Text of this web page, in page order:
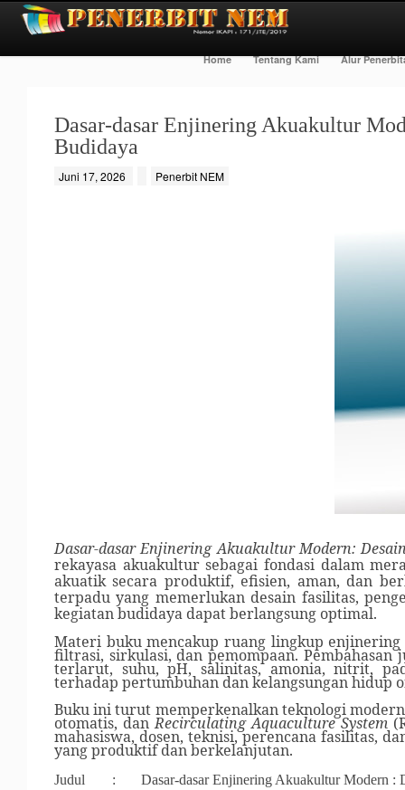
Home Tentang Kami Alur
Dasar-dasar Enjinering Akuakultur
Budidaya
Juni 17, 2026 Penerbit NEM
Dasar-dasar Enjinering Akuakultur Modern:
rekayasa akuakultur sebagai fondasi dalam
akuatik secara produktif, efisien, aman, dan
terpadu yang memerlukan desain fasilitas,
kegiatan budidaya dapat berlangsung optimal.
Materi buku mencakup ruang lingkup
filtrasi, sirkulasi, dan pemompaan.
terlarut, suhu, pH, salinitas, amonia, nitrit,
terhadap pertumbuhan dan kelangsungan hidup
Buku ini turut memperkenalkan teknologi
otomatis, danRecirculating Aquaculture System
mahasiswa, dosen, teknisi, perencana fasilitas,
yang produktif dan berkelanjutan.
Judul :
Dasar-dasar Enjinering Akuakultur Modern :